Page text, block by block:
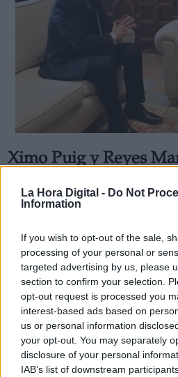
La Hora Digital - Do Not
Information
If you wish to opt-out of the sale,
processing of your personal or
targeted advertising by us, please
section to confirm your selection.
opt-out request is processed you
interest-based ads based on
us or personal information
your opt-out. You may separately
disclosure of your personal
IAB’s list of downstream
Ximo Puig y Reyes
institucionalmente
miércoles, 5 de febrero de 2020